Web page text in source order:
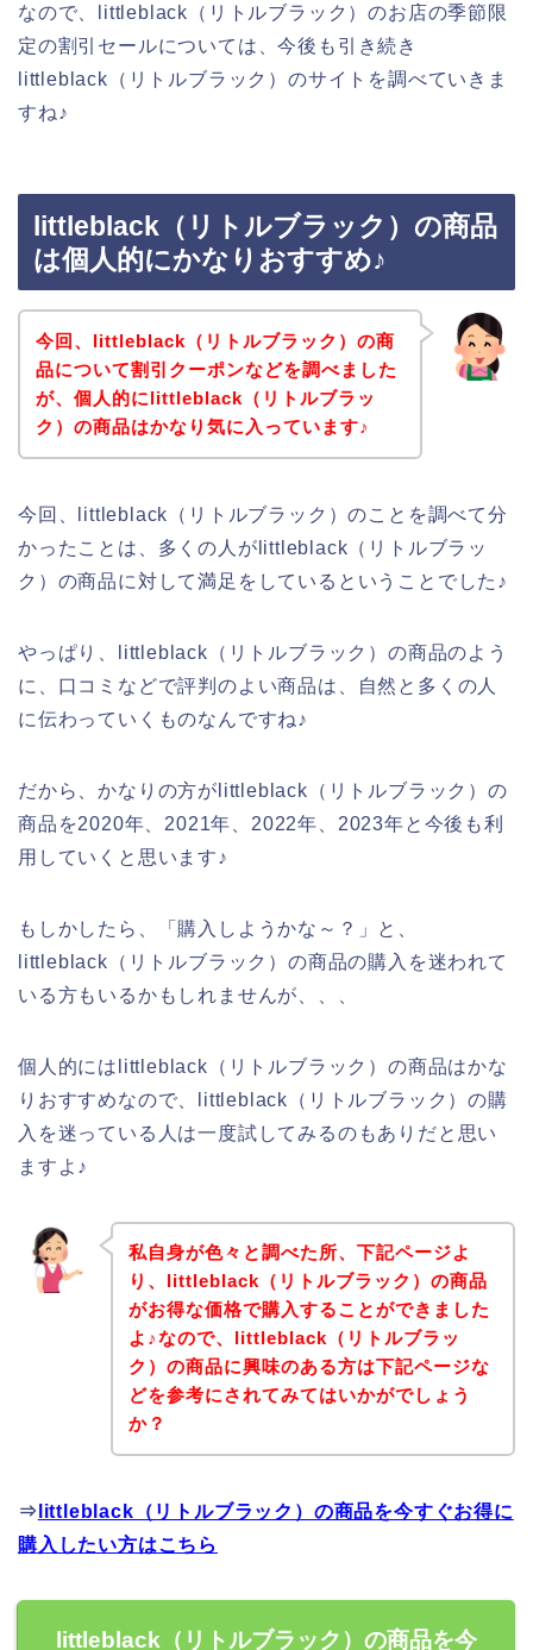
なので、littleblack（リトルブラック）のお店の季節限
定の割引セールについては、今後も引き続き
littleblack（リトルブラック）のサイトを調べていきま
すね♪
littleblack（リトルブラック）の商品
は個人的にかなりおすすめ♪
今回、littleblack（リトルブラック）の商
品について割引クーポンなどを調べました
が、個人的にlittleblack（リトルブラッ
ク）の商品はかなり気に入っています♪
今回、littleblack（リトルブラック）のことを調べて分
かったことは、多くの人がlittleblack（リトルブラッ
ク）の商品に対して満足をしているということでした♪
やっぱり、littleblack（リトルブラック）の商品のよう
に、口コミなどで評判のよい商品は、自然と多くの人
に伝わっていくものなんですね♪
だから、かなりの方がlittleblack（リトルブラック）の
商品を2020年、2021年、2022年、2023年と今後も利
用していくと思います♪
もしかしたら、「購入しようかな～？」と、
littleblack（リトルブラック）の商品の購入を迷われて
いる方もいるかもしれませんが、、、
個人的にはlittleblack（リトルブラック）の商品はかな
りおすすめなので、littleblack（リトルブラック）の購
入を迷っている人は一度試してみるのもありだと思い
ますよ♪
私自身が色々と調べた所、下記ページよ
り、littleblack（リトルブラック）の商品
がお得な価格で購入することができました
よ♪なので、littleblack（リトルブラッ
ク）の商品に興味のある方は下記ページな
どを参考にされてみてはいかがでしょう
か？
⇒ littleblack（リトルブラック）の商品を今すぐお得に
購入したい方はこちら
littleblack（リトルブラック）の商品を今